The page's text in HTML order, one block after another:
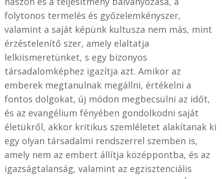
folytonos termelés és győzelemkényszer,
valamint a saját képünk kultusza nem más, mint
érzéstelenítő szer, amely elaltatja
lelkiismeretünket, s egy bizonyos
társadalomképhez igazítja azt. Amikor az
emberek megtanulnak megállni, értékelni a
fontos dolgokat, új módon megbecsülni az időt,
és az evangélium fényében gondolkodni saját
életükről, akkor kritikus szemléletet alakítanak ki
egy olyan társadalmi rendszerrel szemben is,
amely nem az embert állítja középpontba, és az
igazságtalanság, valamint az egzisztenciális